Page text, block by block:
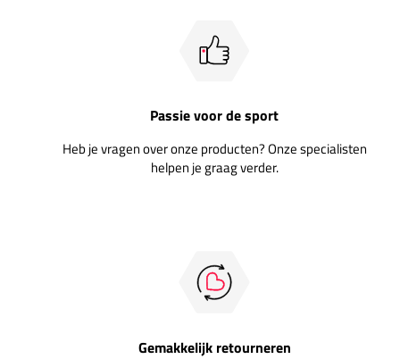
Passie voor de sport
Heb je vragen over onze producten? Onze specialisten
helpen je graag verder.
Gemakkelijk retourneren